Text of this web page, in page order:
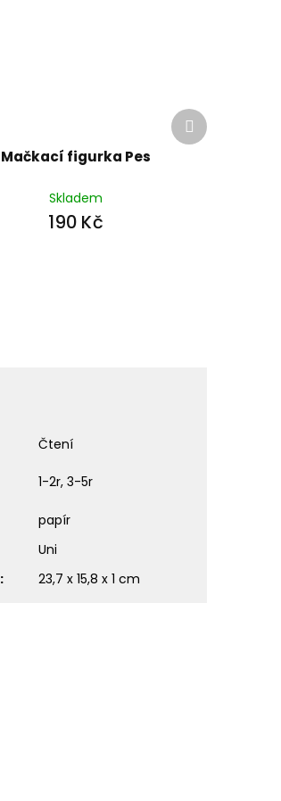
Mačkací figurka Pes
Skladem
190 Kč
Další
produkt
Čtení
1-2r, 3-5r
papír
Uni
: 23,7 x 15,8 x 1 cm